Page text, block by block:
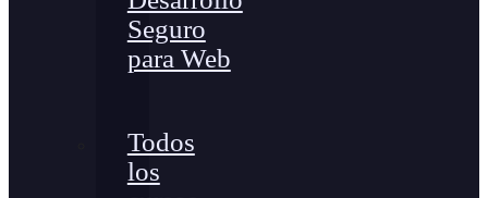
Seguro
para Web
Todos
los